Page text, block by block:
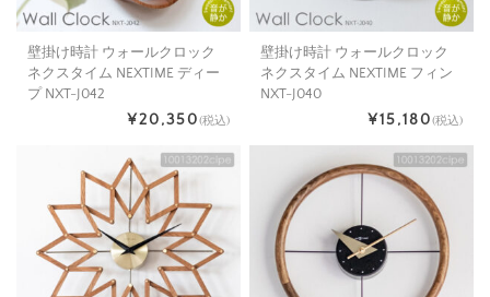
壁掛け時計 ウォールクロック
ネクスタイム NEXTIME ディー
プ NXT-J042
¥20,350(税込)
壁掛け時計 ウォールクロック
ネクスタイム NEXTIME フィン
NXT-J040
¥15,180(税込)